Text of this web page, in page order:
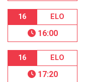
16 ELO
16:00
16 ELO
17:20